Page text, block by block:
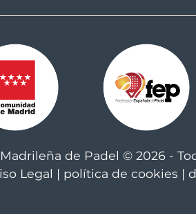
de Padel © 2026 -
Legal | política de cookies |